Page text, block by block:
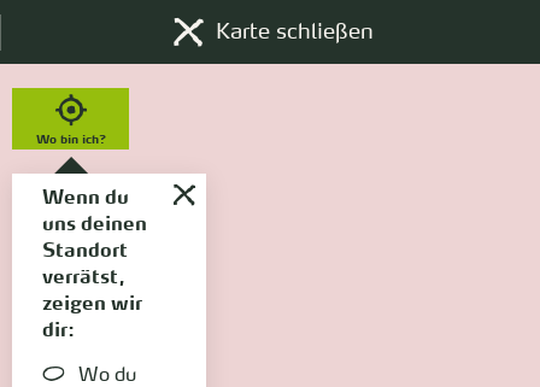
Karte schließen
Wo bin ich?
Wenn du
uns deinen
Standort
verrätst,
zeigen wir
dir:
Wo du